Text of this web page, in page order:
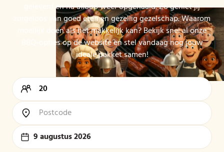
geleverd en na afloop weer opgehaald. Zo geniet jij
zorgeloos van goed eten en gezellig gezelschap. Waarom
moeilijk doen als het makkelijk kan? Bekijk snel al onze
BBQ-opties op de website en stel vandaag nog jouw
ideale pakket samen!
9 augustus 2026